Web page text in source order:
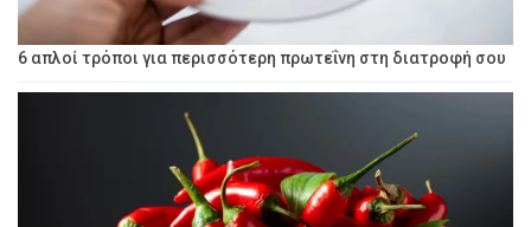
6 απλοί τρόποι για περισσότερη πρωτεΐνη στη διατροφή σου